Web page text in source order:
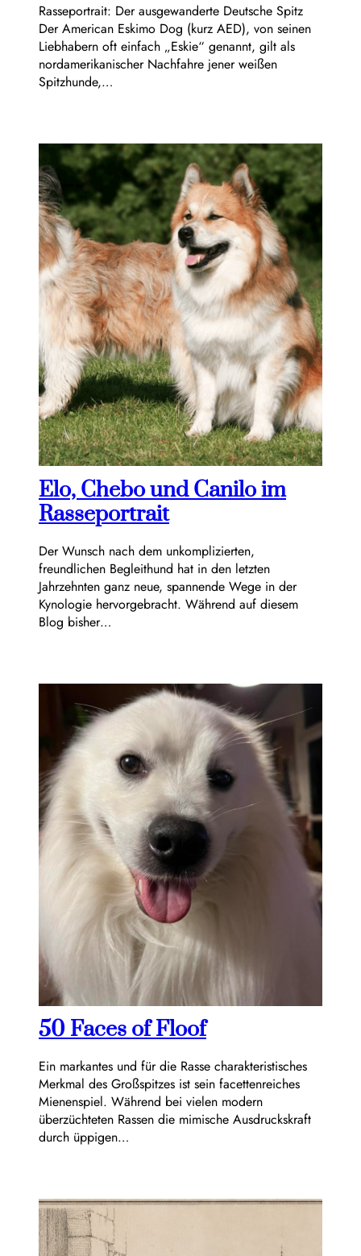
Rasseportrait: Der ausgewanderte Deutsche Spitz
Der American Eskimo Dog (kurz AED), von seinen
Liebhabern oft einfach „Eskie“ genannt, gilt als
nordamerikanischer Nachfahre jener weißen
Spitzhunde,…
Elo, Chebo und Canilo im
Rasseportrait
Der Wunsch nach dem unkomplizierten,
freundlichen Begleithund hat in den letzten
Jahrzehnten ganz neue, spannende Wege in der
Kynologie hervorgebracht. Während auf diesem
Blog bisher…
50 Faces of Floof
Ein markantes und für die Rasse charakteristisches
Merkmal des Großspitzes ist sein facettenreiches
Mienenspiel. Während bei vielen modern
überzüchteten Rassen die mimische Ausdruckskraft
durch üppigen…